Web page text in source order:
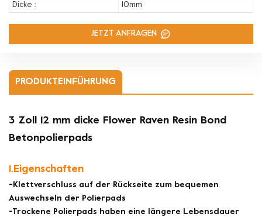
Dicke :
10mm
JETZT ANFRAGEN
PRODUKTEINFÜHRUNG
3 Zoll 12 mm dicke Flower Raven Resin Bond
Betonpolierpads
1.Eigenschaften
-Klettverschluss auf der Rückseite zum bequemen
Auswechseln der Polierpads
-Trockene Polierpads haben eine längere Lebensdauer